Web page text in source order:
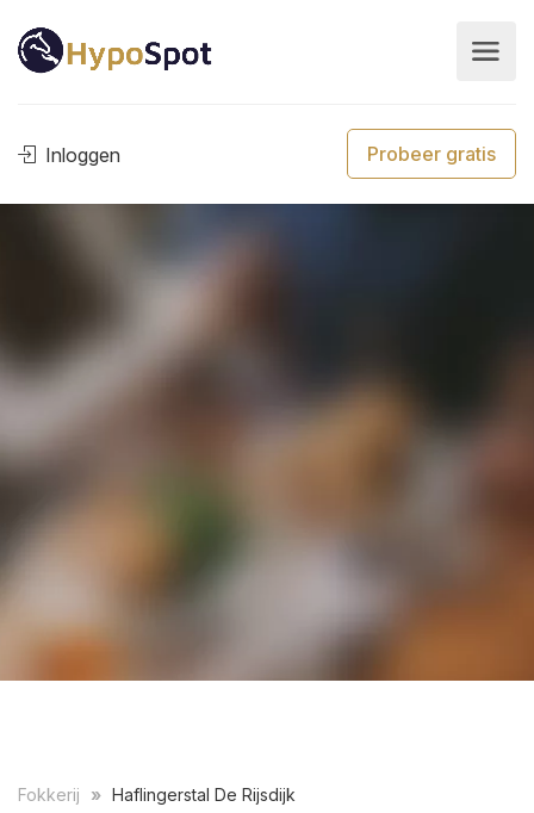
Inloggen Probeer gratis
Fokkerij Haflingerstal De Rijsdijk